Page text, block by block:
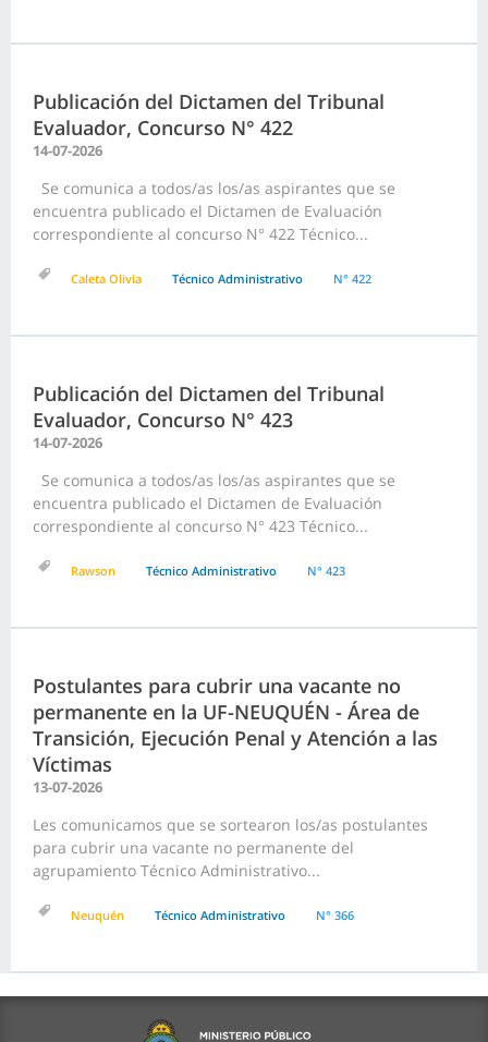
Publicación del Dictamen del Tribunal
Evaluador, Concurso N° 422
14-07-2026
Se comunica a todos/as los/as aspirantes que se
encuentra publicado el Dictamen de Evaluación
correspondiente al concurso N° 422 Técnico...
Caleta Olivia Técnico Administrativo N° 422
Publicación del Dictamen del Tribunal
Evaluador, Concurso N° 423
14-07-2026
Se comunica a todos/as los/as aspirantes que se
encuentra publicado el Dictamen de Evaluación
correspondiente al concurso N° 423 Técnico...
Rawson Técnico Administrativo N° 423
Postulantes para cubrir una vacante no
permanente en la UF-NEUQUÉN - Área de
Transición, Ejecución Penal y Atención a las
Víctimas
13-07-2026
Les comunicamos que se sortearon los/as postulantes
para cubrir una vacante no permanente del
agrupamiento Técnico Administrativo...
Neuquén Técnico Administrativo N° 366